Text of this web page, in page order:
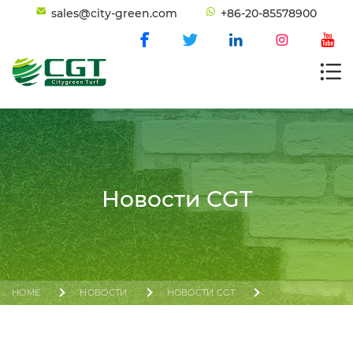
sales@city-green.com +86-20-85578900
Новости CGT
HOME НОВОСТИ НОВОСТИ CGT